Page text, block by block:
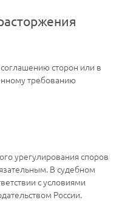
сторон или в
требованию
урегулирования споров
В судебном
с условиями
России.